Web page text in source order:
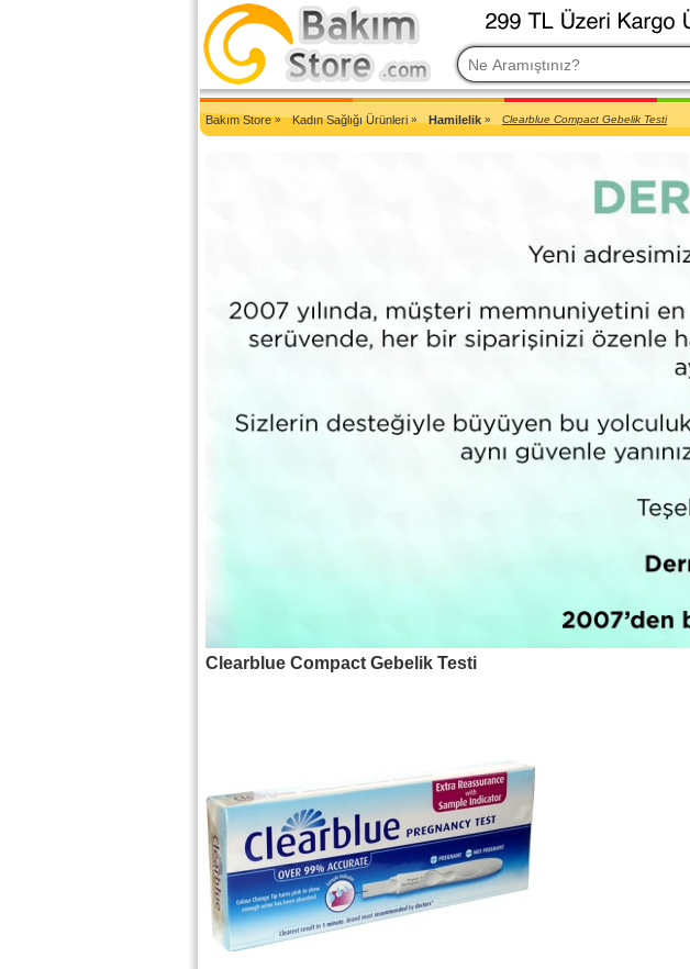
2007'den Beri Türkiye'nin En Güncel Bakım Ürünleri Eczane Sitesi
Bakım Store» Kadın Sağlığı Ürünleri » Hamilelik » Clearblue Compact Gebelik Testi
Clearblue Compact Gebelik Testi